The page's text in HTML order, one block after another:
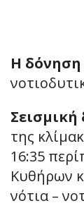
Η δόνηση
της
16:35
Κυθήρων
νότια –